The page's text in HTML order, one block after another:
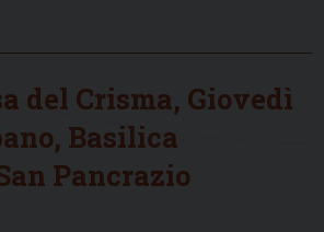
del Crisma, Giovedì
Basilica
Pancrazio